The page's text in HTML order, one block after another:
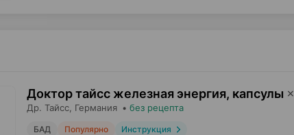
Доктор тайсс железная энергия, капсулы ×
Др. Тайсс , Германия • без рецепта
БАД Популярно Инструкция